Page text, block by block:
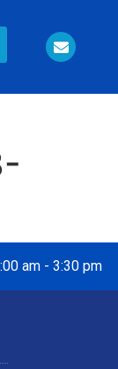
am - 3:30 pm